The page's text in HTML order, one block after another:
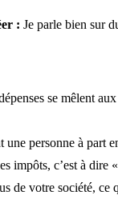
: Je parle bien sur
se mêlent
une personne à part
impôts, c’est à
de votre société,